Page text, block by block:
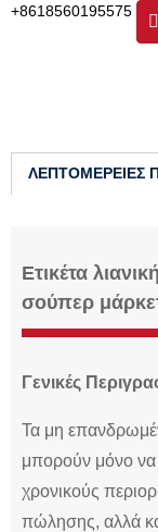
+8618560195575
ΛΕΠΤΟΜΈΡΕΙΕΣ
Ετικέτα
σούπερ
Γενικές
Τα μη
μπορούν μόνο
χρονικούς
πώλησης, αλλά